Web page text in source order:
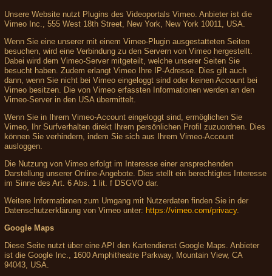
Unsere Website nutzt Plugins des Videoportals Vimeo. Anbieter ist die
Vimeo Inc., 555 West 18th Street, New York, New York 10011, USA.
Wenn Sie eine unserer mit einem Vimeo-Plugin ausgestatteten Seiten
besuchen, wird eine Verbindung zu den Servern von Vimeo hergestellt.
Dabei wird dem Vimeo-Server mitgeteilt, welche unserer Seiten Sie
besucht haben. Zudem erlangt Vimeo Ihre IP-Adresse. Dies gilt auch
dann, wenn Sie nicht bei Vimeo eingeloggt sind oder keinen Account bei
Vimeo besitzen. Die von Vimeo erfassten Informationen werden an den
Vimeo-Server in den USA übermittelt.
Wenn Sie in Ihrem Vimeo-Account eingeloggt sind, ermöglichen Sie
Vimeo, Ihr Surfverhalten direkt Ihrem persönlichen Profil zuzuordnen. Dies
können Sie verhindern, indem Sie sich aus Ihrem Vimeo-Account
ausloggen.
Die Nutzung von Vimeo erfolgt im Interesse einer ansprechenden
Darstellung unserer Online-Angebote. Dies stellt ein berechtigtes Interesse
im Sinne des Art. 6 Abs. 1 lit. f DSGVO dar.
Weitere Informationen zum Umgang mit Nutzerdaten finden Sie in der
Datenschutzerklärung von Vimeo unter: https://vimeo.com/privacy.
Google Maps
Diese Seite nutzt über eine API den Kartendienst Google Maps. Anbieter
ist die Google Inc., 1600 Amphitheatre Parkway, Mountain View, CA
94043, USA.